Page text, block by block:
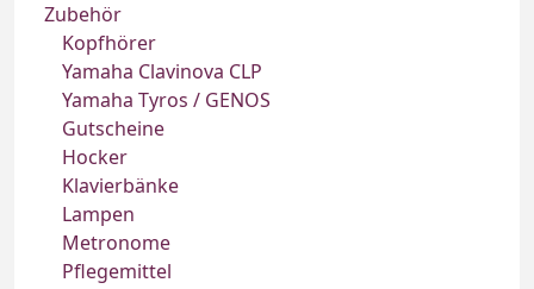
Zubehör
Kopfhörer
Yamaha Clavinova CLP
Yamaha Tyros / GENOS
Gutscheine
Hocker
Klavierbänke
Lampen
Metronome
Pflegemittel